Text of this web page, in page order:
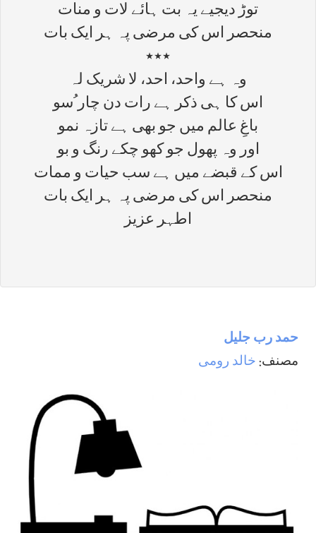
توڑ دیجیے یہ بت ہائے لات و منات
منحصر اس کی مرضی پہ ہر ایک بات
٭٭٭
وہ ہے واحد، احد، لا شریک لہ
اس کا ہی ذکر ہے رات دن چار ُسو
باغِ عالم میں جو بھی ہے تازہ نمو
اور وہ پھول جو کھو چکے رنگ و بو
اس کے قبضے میں ہے سب حیات و ممات
منحصر اس کی مرضی پہ ہر ایک بات
اطہر عزیز
حمد رب جليل
مصنف: خالد رومی